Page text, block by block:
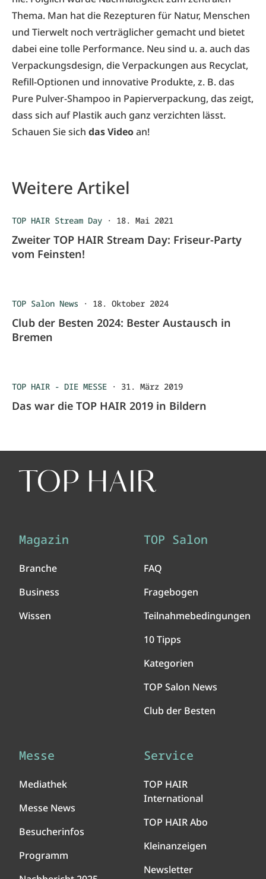
Thema. Man hat die Rezepturen für Natur, Menschen
und Tierwelt noch verträglicher gemacht und bietet
dabei eine tolle Performance. Neu sind u. a. auch das
Verpackungsdesign, die Verpackungen aus Recyclat,
Refill-Optionen und innovative Produkte, z. B. das
Pure Pulver-Shampoo in Papierverpackung, das zeigt,
dass sich auf Plastik auch ganz verzichten lässt.
Schauen Sie sich das Videoan!
Weitere Artikel
TOP HAIR Stream Day · 18. Mai 2021
Zweiter TOP HAIR Stream Day: Friseur-Party
vom Feinsten!
TOP Salon News · 18. Oktober 2024
Club der Besten 2024: Bester Austausch in
Bremen
TOP HAIR - DIE MESSE · 31. März 2019
Das war die TOP HAIR 2019 in Bildern
Magazin
Branche
Business
Wissen
TOP Salon
FAQ
Fragebogen
Teilnahmebedingungen
10 Tipps
Kategorien
TOP Salon News
Club der Besten
Messe
Mediathek
Messe News
Besucherinfos
Programm
Service
TOP HAIR
International
TOP HAIR Abo
Kleinanzeigen
Newsletter